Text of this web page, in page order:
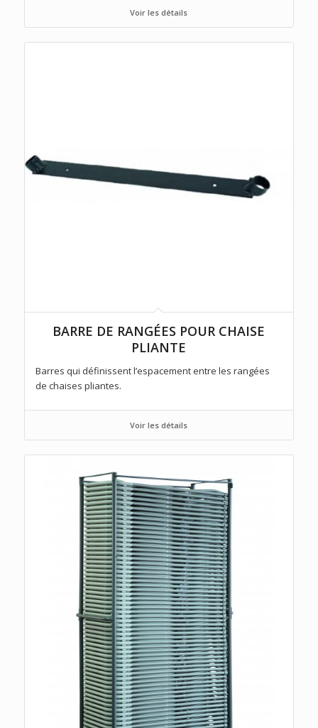
Voir les détails
BARRE DE RANGÉES POUR CHAISE
PLIANTE
Barres qui définissent l’espacement entre les rangées
de chaises pliantes.
Voir les détails